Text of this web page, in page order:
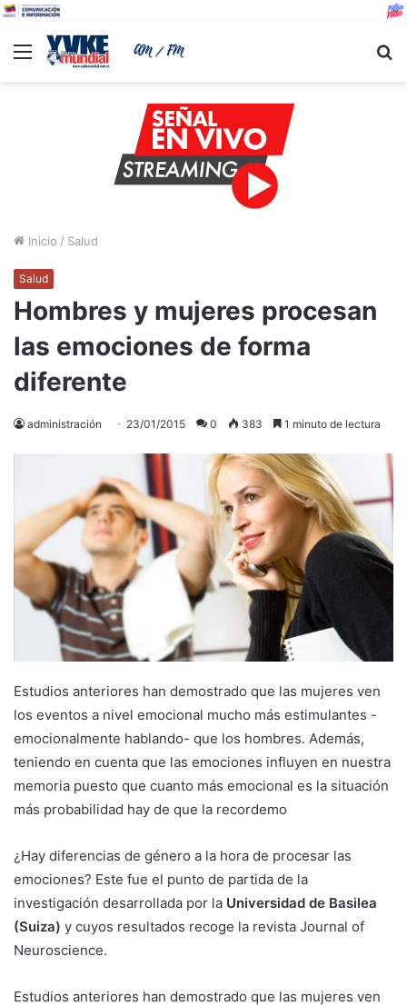
Menu
Inicio / Salud
Salud
Hombres y mujeres procesan
las emociones de forma
diferente
administración 23/01/2015 0 383 1 minuto de lectura
Estudios anteriores han demostrado que las mujeres ven
los eventos a nivel emocional mucho más estimulantes -
emocionalmente hablando- que los hombres. Además,
teniendo en cuenta que las emociones influyen en nuestra
memoria puesto que cuanto más emocional es la situación
más probabilidad hay de que la recordemo
¿Hay diferencias de género a la hora de procesar las
emociones? Este fue el punto de partida de la
investigación desarrollada por la Universidad de Basilea
(Suiza) y cuyos resultados recoge la revista Journal of
Neuroscience.
Estudios anteriores han demostrado que las mujeres ven